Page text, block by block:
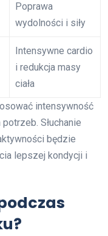
Poprawa
wydolności i siły
Intensywne cardio
i redukcja masy
ciała
intensywność
Słuchanie
będzie
lepszej kondycji i